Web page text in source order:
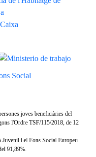
joves beneficiàries del
l'Ordre TSF/115/2018, de 12
Juvenil i el Fons Social Europeu
91,89%.